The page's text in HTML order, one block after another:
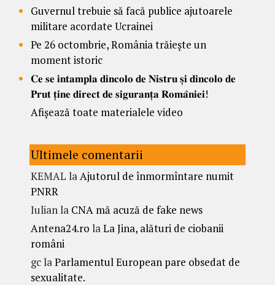
Guvernul trebuie să facă publice ajutoarele
militare acordate Ucrainei
Pe 26 octombrie, România trăiește un
moment istoric
𝐂𝐞 𝐬𝐞 𝐢𝐧𝐭𝐚𝐦𝐩𝐥𝐚 𝐝𝐢𝐧𝐜𝐨𝐥𝐨 𝐝𝐞 𝐍𝐢𝐬𝐭𝐫𝐮 𝐬̦𝐢 𝐝𝐢𝐧𝐜𝐨𝐥𝐨 𝐝𝐞
𝐏𝐫𝐮𝐭 𝐭̦𝐢𝐧𝐞 𝐝𝐢𝐫𝐞𝐜𝐭 𝐝𝐞 𝐬𝐢𝐠𝐮𝐫𝐚𝐧𝐭̦𝐚 𝐑𝐨𝐦𝐚̂𝐧𝐢𝐞𝐢!
Afișează toate materialele video
Ultimele comentarii
KEMAL laAjutorul de înmormîntare numit
PNRR
Iulianla CNA mă acuză de fake news
Antena24.ro laLa Jina, alături de ciobanii
români
gclaParlamentul European pare obsedat de
sexualitate.